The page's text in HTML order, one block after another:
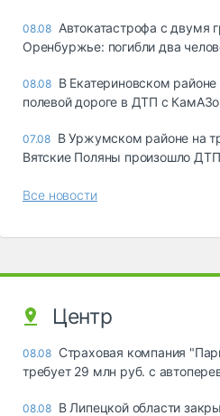
08.08 Автокатастрофа с двумя
Оренбуржье: погибли два
08.08 В Екатериновском
полевой дороге в ДТП с
07.08 В Уржумском районе на
Вятские Поляны произошло
Все новости
Центр
08.08 Страховая компания
требует 29 млн руб. с
08.08 В Липецкой области